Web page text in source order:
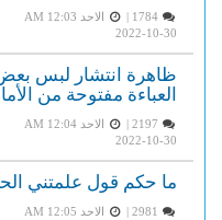
1784 |
الاحد AM 12:03
2022-10-30
ظاهرة انتشار لبس بعض
العباءة مفتوحة من
الاحد AM 12:04
2022-10-30
ما حكم قول علمتني
الاحد AM 12:05